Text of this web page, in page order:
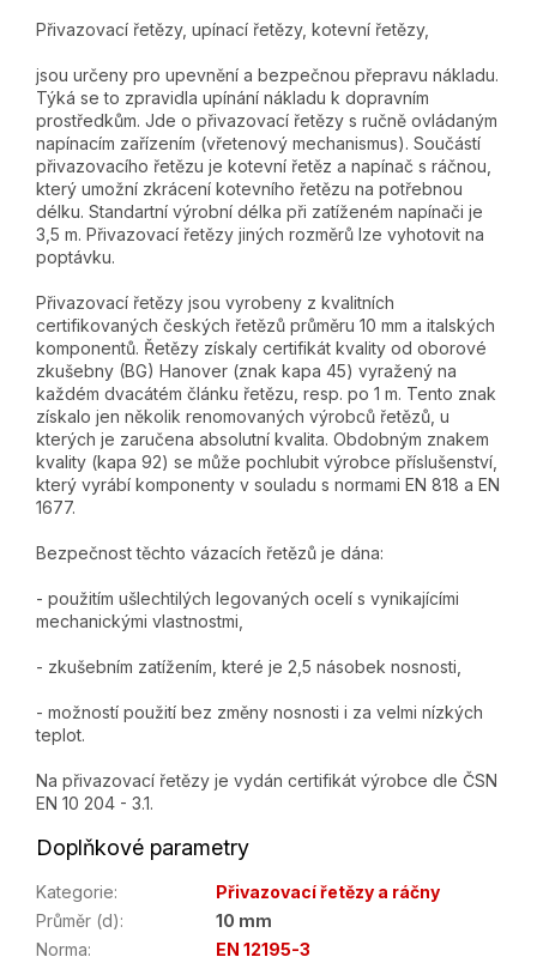
Přivazovací řetězy, upínací řetězy, kotevní řetězy,
jsou určeny pro upevnění a bezpečnou přepravu nákladu.
Týká se to zpravidla upínání nákladu k dopravním
prostředkům. Jde o přivazovací řetězy s ručně ovládaným
napínacím zařízením (vřetenový mechanismus). Součástí
přivazovacího řetězu je kotevní řetěz a napínač s ráčnou,
který umožní zkrácení kotevního řetězu na potřebnou
délku. Standartní výrobní délka při zatíženém napínači je
3,5 m. Přivazovací řetězy jiných rozměrů lze vyhotovit na
poptávku.
Přivazovací řetězy jsou vyrobeny z kvalitních
certifikovaných českých řetězů průměru 10 mm a italských
komponentů. Řetězy získaly certifikát kvality od oborové
zkušebny (BG) Hanover (znak kapa 45) vyražený na
každém dvacátém článku řetězu, resp. po 1 m. Tento znak
získalo jen několik renomovaných výrobců řetězů, u
kterých je zaručena absolutní kvalita. Obdobným znakem
kvality (kapa 92) se může pochlubit výrobce příslušenství,
který vyrábí komponenty v souladu s normami EN 818 a EN
1677.
Bezpečnost těchto vázacích řetězů je dána:
- použitím ušlechtilých legovaných ocelí s vynikajícími
mechanickými vlastnostmi,
- zkušebním zatížením, které je 2,5 násobek nosnosti,
- možností použití bez změny nosnosti i za velmi nízkých
teplot.
Na přivazovací řetězy je vydán certifikát výrobce dle ČSN
EN 10 204 - 3.1.
Doplňkové parametry
Kategorie:
Přivazovací řetězy a ráčny
Průměr (d):
10 mm
Norma:
EN 12195-3